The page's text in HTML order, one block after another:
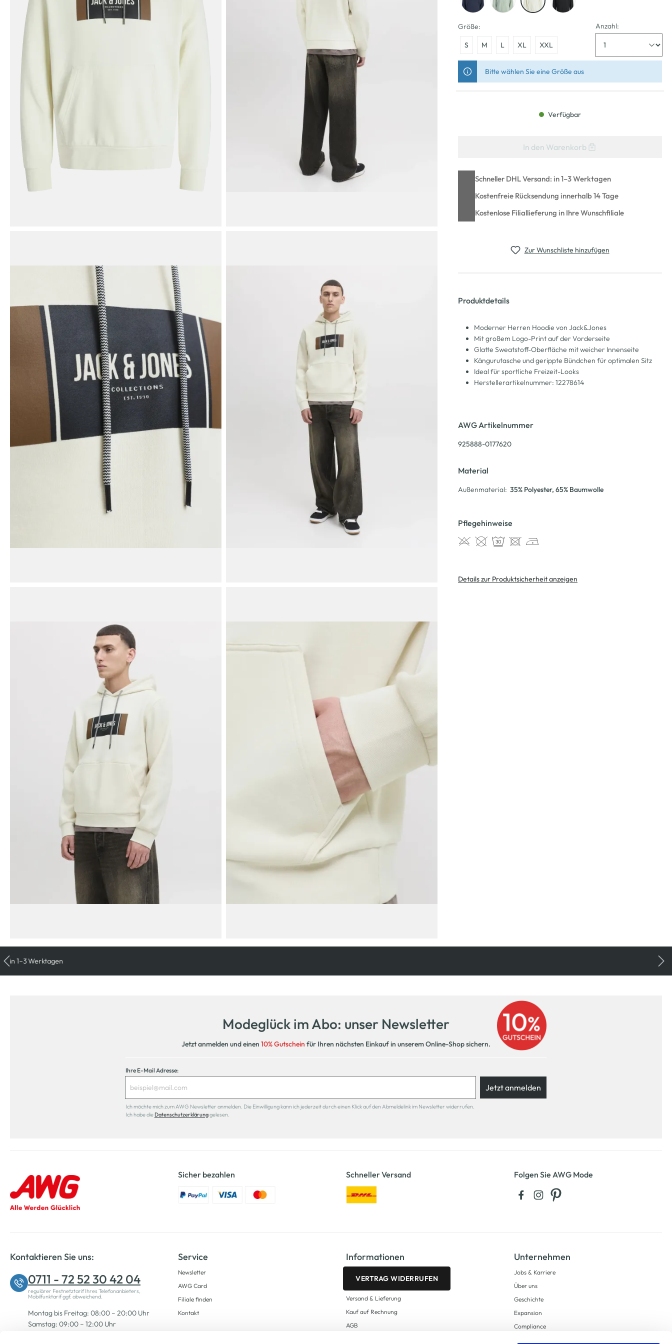
Größe:
S M L XL XXL
Anzahl:
Bitte wählen Sie eine Größe aus
Verfügbar
In den Warenkorb
Schneller DHL Versand: in 1–3 Werktagen
Kostenfreie Rücksendung innerhalb 14 Tage
Kostenlose Filiallieferung in Ihre Wunschfiliale
Zur Wunschliste hinzufügen
Produktdetails
Moderner Herren Hoodie von Jack&Jones
Mit großem Logo-Print auf der Vorderseite
Glatte Sweatstoff-Oberfläche mit weicher Innenseite
Kängurutasche und gerippte Bündchen für optimalen Sitz
Ideal für sportliche Freizeit-Looks
Herstellerartikelnummer: 12278614
AWG Artikelnummer
925888-0177620
Material
Außenmaterial: 35% Polyester, 65% Baumwolle
Pflegehinweise
Details zur Produktsicherheit anzeigen
Modeglück im Abo: unser Newsletter
Jetzt anmelden und einen 10% Gutschein für Ihren nächsten Einkauf in unserem Online-Shop sichern.
Ihre E-Mail Adresse:
Jetzt anmelden
Ich möchte mich zum AWG Newsletter anmelden. Die Einwilligung kann ich jederzeit durch einen Klick auf den Abmeldelink im Newsletter widerrufen.
Ich habe die Datenschutzerklärunggelesen.
Sicher bezahlen Schneller Versand Folgen Sie AWG Mode
Kontaktieren Sie uns:
0711 - 72 52 30 42 04
regulärer Festnetztarif Ihres Telefonanbieters,
Mobilfunktarif ggf. abweichend.
Montag bis Freitag: 08:00 – 20:00 Uhr
Samstag: 09:00 – 12:00 Uhr
Service
Newsletter
AWG Card
Filiale finden
Kontakt
Informationen
VERTRAG WIDERRUFEN
Versand & Lieferung
Kauf auf Rechnung
AGB
Unternehmen
Jobs & Karriere
Über uns
Geschichte
Expansion
Compliance